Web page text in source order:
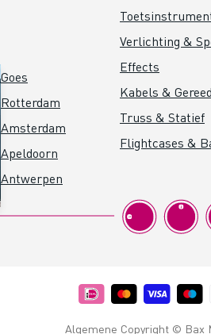
Goes
Rotterdam
Amsterdam
Apeldoorn
Antwerpen
Verlichting &
Effects
Kabels &
Truss & Statief
Flightcases &
Algemene Copyright © Bax